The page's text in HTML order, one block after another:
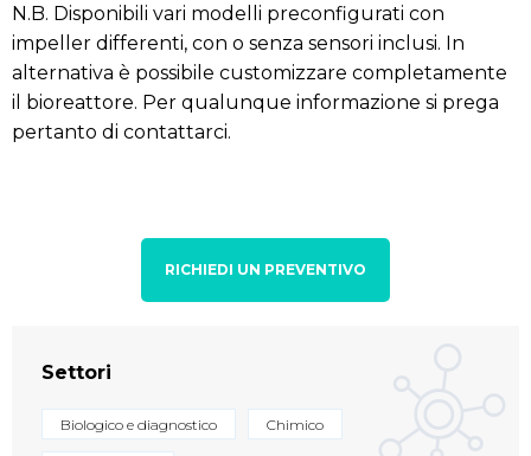
N.B. Disponibili vari modelli preconfigurati con
impeller differenti, con o senza sensori inclusi. In
alternativa è possibile customizzare completamente
il bioreattore. Per qualunque informazione si prega
pertanto di contattarci.
RICHIEDI UN PREVENTIVO
Settori
Biologico e diagnostico Chimico